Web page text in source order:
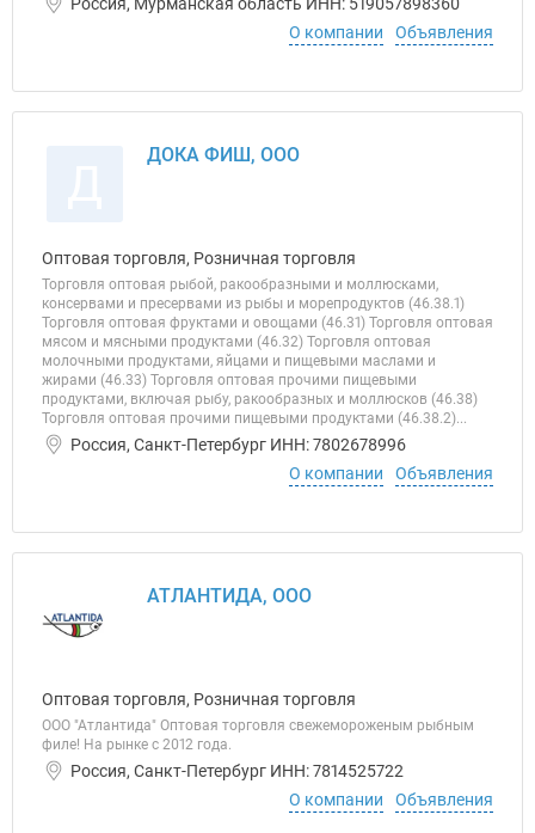
О компании
Объявления
ДОКА ФИШ, ООО
Оптовая торговля, Розничная торговля
Торговля оптовая рыбой, ракообразными и моллюсками,
консервами и пресервами из рыбы и морепродуктов (46.38.1)
Торговля оптовая фруктами и овощами (46.31) Торговля оптовая
мясом и мясными продуктами (46.32) Торговля оптовая
молочными продуктами, яйцами и пищевыми маслами и
жирами (46.33) Торговля оптовая прочими пищевыми
продуктами, включая рыбу, ракообразных и моллюсков (46.38)
Торговля оптовая прочими пищевыми продуктами (46.38.2)...
Россия, Санкт-Петербург ИНН: 7802678996
О компании
Объявления
АТЛАНТИДА, ООО
Оптовая торговля, Розничная торговля
ООО "Атлантида" Оптовая торговля свежемороженым рыбным
филе! На рынке с 2012 года.
Россия, Санкт-Петербург ИНН: 7814525722
О компании
Объявления